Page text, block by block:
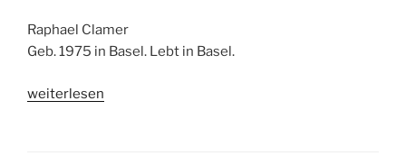
Raphael Clamer
Geb. 1975 in Basel. Lebt in Basel.
„Clamer,
weiterlesen